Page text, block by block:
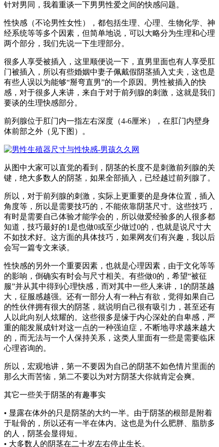
针对男同，我着重谈一下男男性爱之间的快感问题。
性快感（不论男性女性），都包括生理、心理、生物化学、神
经系统等等多个因素，但简单地说，可以大略分为生理和心理
两个部分，我们先说一下生理部分。
很多人享受被插入，这里顺便说一下，直男里面也有人享受肛
门被插入，所以有些婚姻中妻子佩戴假阴茎插入丈夫，这也是
有些人误以为能够“掰弯直男”的一个原因。男性被插入的快
感，对于很多人来讲，来自于对于前列腺的刺激，这就是我们
要谈的生理快感部分。
前列腺位于肛门内一指左右深度（4-6厘米），在肛门内壁身
体前部之外（见下图）。
从图中大家可以直觉的看到，阴茎的长度不是刺激前列腺的关
键，绝大多数人的阴茎，如果全部插入，已经越过前列腺了。
所以，对于前列腺的刺激，实际上更重要的是身体位置，插入
角度等，所以是需要技巧的，不能依靠阴茎尺寸。这些技巧，
有时是需要自己体验才能学会的，所以做爱经验多的人很多都
知道，技巧最好的1是也做0或至少做过0的，也就是说尺寸大
不如技术好。这方面的具体技巧，如果网友们有兴趣，我以后
会写一篇专文来谈。
性快感的另外一个重要因素，也就是心理因素，由于文化等等
的影响，倒确实有时会与尺寸相关。有些做0的，希望“被征
服”并从其中得到心理快感，而对其中一些人来讲，1的阴茎越
大，征服感越强。还有一部分人有一种占有欲，觉得如果自己
的性伙伴拥有很大的阴茎，就说明自己很有吸引力，甚至还有
人以此向别人炫耀的。这些很多是缘于内心深处的自卑感，严
重的能发展成针对这一点的一种强迫症，不断地寻求越来越大
的，而无法与一个人保持关系，这类人里面有一些是需要临床
心理咨询的。
所以，宏观地讲，第一不要因为自己的阴茎不如色情片里面的
那么大而苦恼，第二不要以为对方阴茎大你就肯定会爽。
其它一些关于阴茎的有趣事实
• 显露在体外的只是阴茎的大约一半。由于阴茎的根部是附着
于耻骨的，所以还有一半在体内。这也是为什么肥胖、脂肪多
的人，阴茎会显得短。
• 大多数人的阴茎在二十岁左右停止生长。